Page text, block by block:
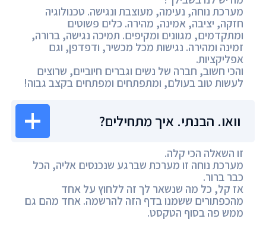
מערכת נוחה, נעימה, מעוצבת ונגישה. טכנולוגיה
חזקה, יציבה, אמינה, מהירה. כלים פשוטים
ומתקדמים, מגוונים ומקיפים. תמיכה נגישה, ברורה,
זמינה ומהירה. נגישות מכל מכשיר, ודפדפן, וגם
אפליקציות.
והכי חשוב, חברה של נשים וגברים חיוביים, שרוצים
לעשות טוב בעולם, ומתפתחים ומפתחים בקצב גבוה!
וואו. הבנתי. איך מתחילים?
זו השאלה הכי קלה.
מערכת נוחה זו מערכת שברגע שנכנסים אליה, הכל
כבר ברור.
אז קל, כל מה שנשאר לך זה ללחוץ על אחד
מהכפתורים ששמנו בדף הזה להרשמה. אחד מהם גם
ממש פה בסוף הטקסט.